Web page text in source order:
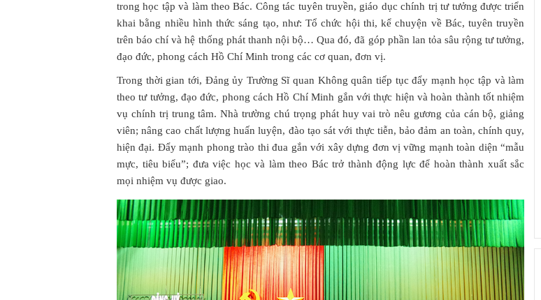
trong học tập và làm theo Bác. Công tác tuyên truyền, giáo dục chính trị tư tưởng được triển
khai bằng nhiều hình thức sáng tạo, như: Tổ chức hội thi, kể chuyện về Bác, tuyên truyền
trên báo chí và hệ thống phát thanh nội bộ… Qua đó, đã góp phần lan tỏa sâu rộng tư tưởng,
đạo đức, phong cách Hồ Chí Minh trong các cơ quan, đơn vị.
Trong thời gian tới, Đảng ủy Trường Sĩ quan Không quân tiếp tục đẩy mạnh học tập và làm
theo tư tưởng, đạo đức, phong cách Hồ Chí Minh gắn với thực hiện và hoàn thành tốt nhiệm
vụ chính trị trung tâm. Nhà trường chú trọng phát huy vai trò nêu gương của cán bộ, giảng
viên; nâng cao chất lượng huấn luyện, đào tạo sát với thực tiễn, bảo đảm an toàn, chính quy,
hiện đại. Đẩy mạnh phong trào thi đua gắn với xây dựng đơn vị vững mạnh toàn diện “mẫu
mực, tiêu biểu”; đưa việc học và làm theo Bác trở thành động lực để hoàn thành xuất sắc
mọi nhiệm vụ được giao.